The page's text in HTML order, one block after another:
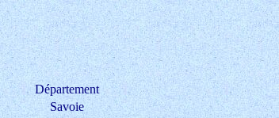
Département
Savoie